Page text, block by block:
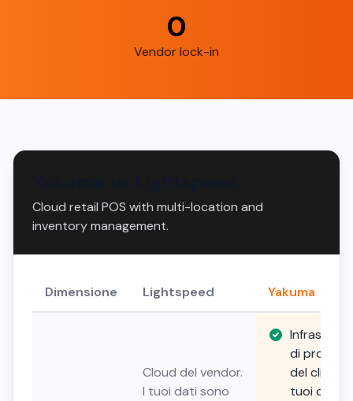
0
Vendor lock-in
Cloud retail POS with multi-location and
inventory management.
Dimensione Lightspeed Yakuma
Cloud del vendor.
I tuoi dati sono
di
del cliente.
tuoi dati, i